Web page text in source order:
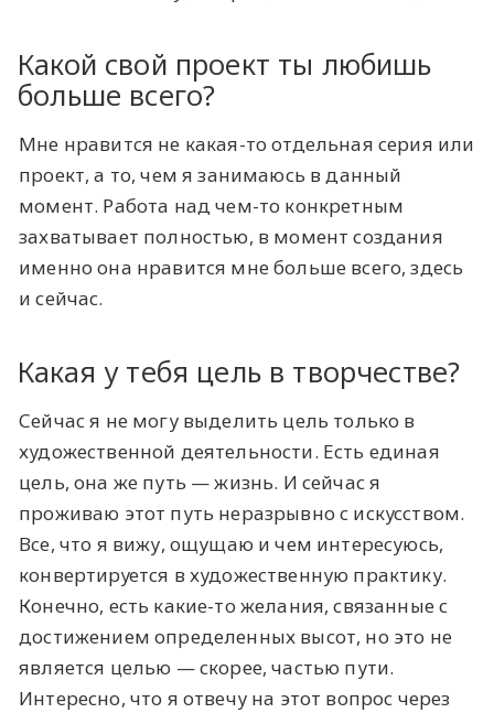
Какой свой проект ты любишь
больше всего?
Мне нравится не какая-то отдельная серия или
проект, а то, чем я занимаюсь в данный
момент. Работа над чем-то конкретным
захватывает полностью, в момент создания
именно она нравится мне больше всего, здесь
и сейчас.
Какая у тебя цель в творчестве?
Сейчас я не могу выделить цель только в
художественной деятельности. Есть единая
цель, она же путь — жизнь. И сейчас я
проживаю этот путь неразрывно с искусством.
Все, что я вижу, ощущаю и чем интересуюсь,
конвертируется в художественную практику.
Конечно, есть какие-то желания, связанные с
достижением определенных высот, но это не
является целью — скорее, частью пути.
Интересно, что я отвечу на этот вопрос через